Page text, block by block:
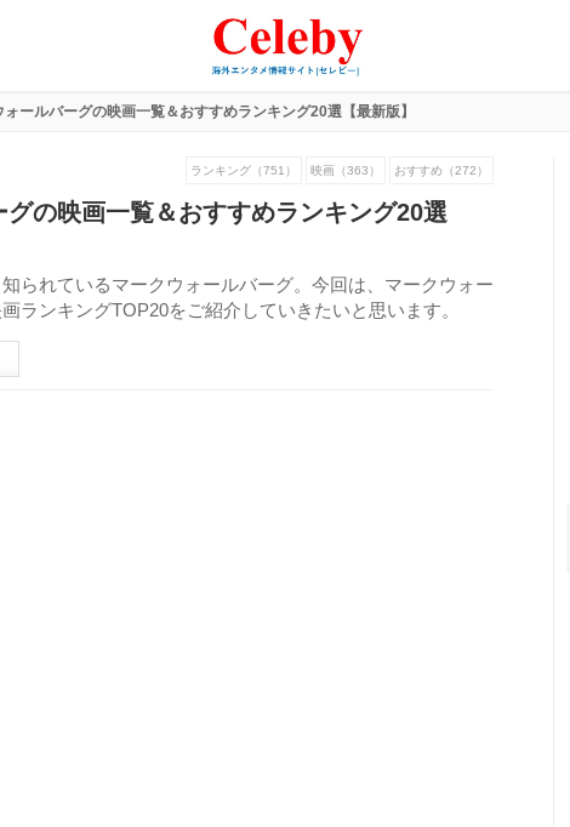
ォールバーグの映画一覧＆おすすめランキング20選【最新版】
ランキング（751） 映画（363） おすすめ（272）
の映画一覧＆おすすめランキング20選
られているマークウォールバーグ。今回は、マークウォー
ランキングTOP20をご紹介していきたいと思います。